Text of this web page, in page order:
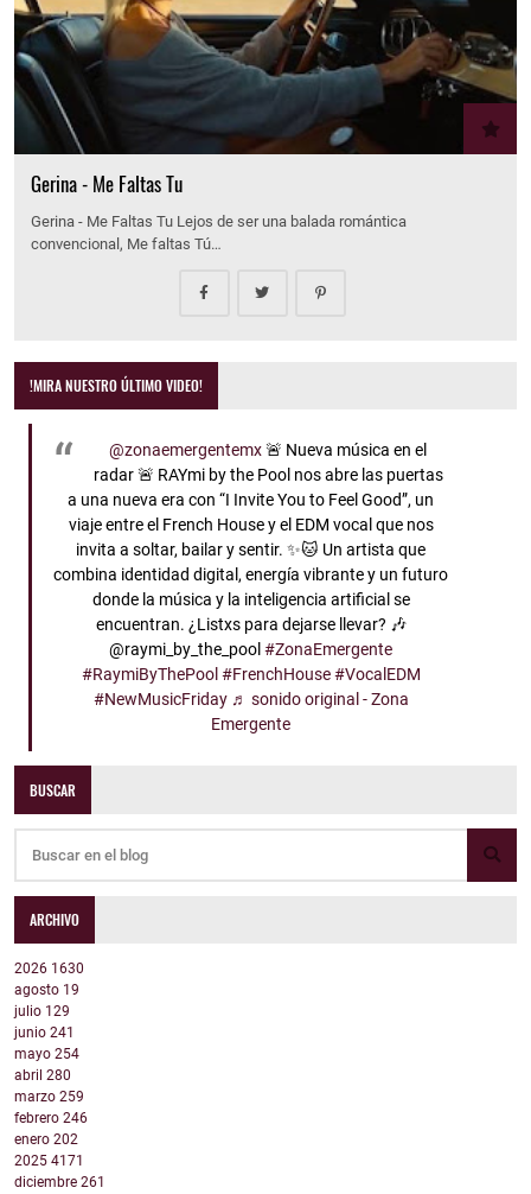
Gerina - Me Faltas Tu
Gerina - Me Faltas Tu Lejos de ser una balada romántica
convencional, Me faltas Tú…
!MIRA NUESTRO ÚLTIMO VIDEO!
@zonaemergentemx🚨 Nueva música en el
radar 🚨 RAYmi by the Pool nos abre las puertas
a una nueva era con “I Invite You to Feel Good”, un
viaje entre el French House y el EDM vocal que nos
invita a soltar, bailar y sentir. ✨🐱 Un artista que
combina identidad digital, energía vibrante y un futuro
donde la música y la inteligencia artificial se
encuentran. ¿Listxs para dejarse llevar? 🎶
@raymi_by_the_pool#ZonaEmergente
#RaymiByThePool #FrenchHouse #VocalEDM
#NewMusicFriday ♬ sonido original - Zona
Emergente
BUSCAR
ARCHIVO
2026 1630
agosto 19
julio 129
junio 241
mayo 254
abril 280
marzo 259
febrero 246
enero 202
2025 4171
diciembre 261